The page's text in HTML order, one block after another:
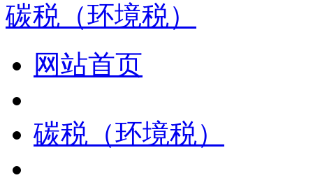
碳税（环境税）
网站首页
碳税（环境税）